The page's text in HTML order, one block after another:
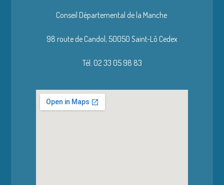
Conseil Départemental de la Manche
98 route de Candol, 50050 Saint-Lô Cedex
Tél. 02 33 05 98 83